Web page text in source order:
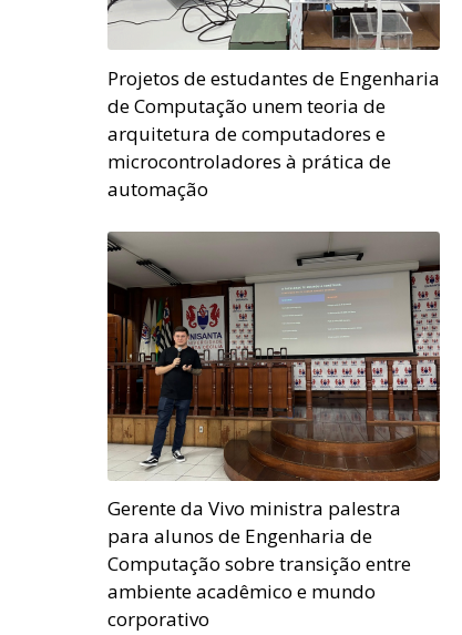
Projetos de estudantes de Engenharia
de Computação unem teoria de
arquitetura de computadores e
microcontroladores à prática de
automação
Gerente da Vivo ministra palestra
para alunos de Engenharia de
Computação sobre transição entre
ambiente acadêmico e mundo
corporativo